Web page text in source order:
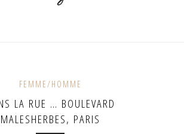
FEMME/HOMME
LA RUE … BOULEVARD
MALESHERBES, PARIS